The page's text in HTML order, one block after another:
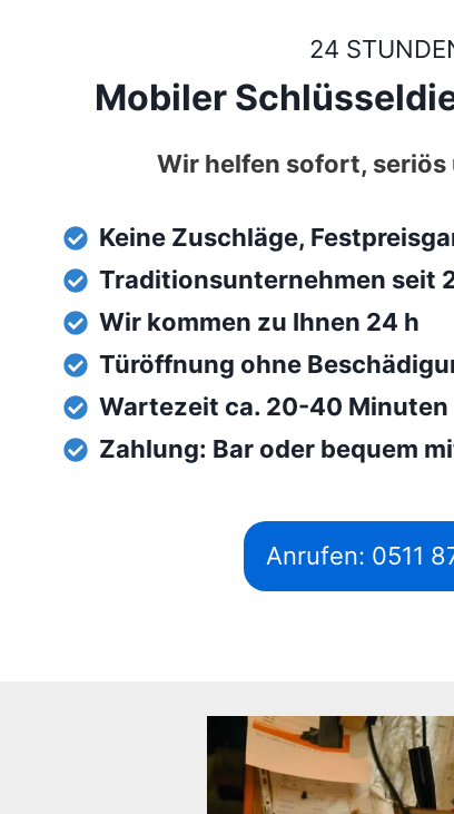
24
Mobiler
Wir helfen sofort,
Keine Zuschläge,
Traditionsunternehmen seit
Wir kommen zu Ihnen 24 h
Türöffnung ohne
Wartezeit ca. 20-40 Minuten
Zahlung: Bar oder bequem
Anrufen: 0511